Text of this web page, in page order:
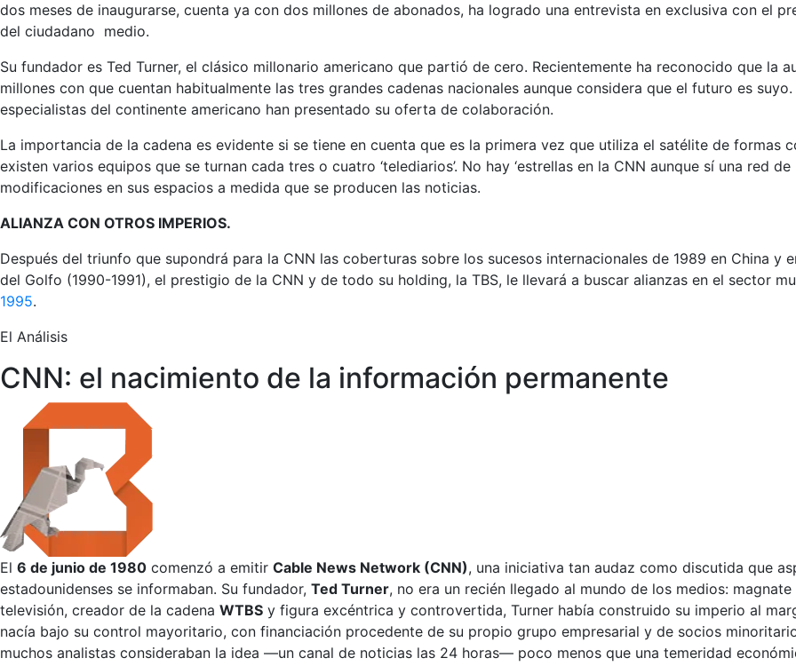
dos meses de inaugurarse, cuenta ya con dos millones de abonados, ha logrado una entrevista en exclusiva con el
del ciudadano medio.
Su fundador es Ted Turner, el clásico millonario americano que partió de cero. Recientemente ha reconocido que la
millones con que cuentan habitualmente las tres grandes cadenas nacionales aunque considera que el futuro es
especialistas del continente americano han presentado su oferta de colaboración.
La importancia de la cadena es evidente si se tiene en cuenta que es la primera vez que utiliza el satélite de formas
existen varios equipos que se turnan cada tres o cuatro ‘telediarios’. No hay ‘estrellas en la CNN aunque sí una red
modificaciones en sus espacios a medida que se producen las noticias.
ALIANZA CON OTROS IMPERIOS.
Después del triunfo que supondrá para la CNN las coberturas sobre los sucesos internacionales de 1989 en China
del Golfo (1990-1991), el prestigio de la CNN y de todo su holding, la TBS, le llevará a buscar alianzas en el sector
1995.
El Análisis
CNN: el nacimiento de la información permanente
El 6 de junio de 1980 comenzó a emitir Cable News Network (CNN), una iniciativa tan audaz como discutida que
estadounidenses se informaban. Su fundador, Ted Turner, no era un recién llegado al mundo de los medios:
televisión, creador de la cadena WTBS y figura excéntrica y controvertida, Turner había construido su imperio al
nacía bajo su control mayoritario, con financiación procedente de su propio grupo empresarial y de socios
muchos analistas consideraban la idea —un canal de noticias las 24 horas— poco menos que una temeridad